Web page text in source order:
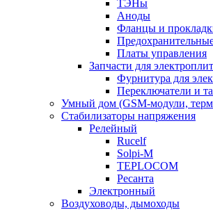
ТЭНы
Аноды
Фланцы и
Платы управления
Запчасти для электроплит
Фурнитура для
Переключатели и
Умный дом (GSM-модули,
Cтабилизаторы напряжения
Релейный
Rucelf
Solpi-M
TEPLOCOM
Ресанта
Электронный
Воздуховоды, дымоходы